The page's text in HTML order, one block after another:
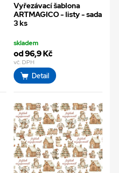
Vyřezávací šablona
ARTMAGICO - listy - sada
3 ks
skladem
od 96,9 Kč
vč. DPH
Detail